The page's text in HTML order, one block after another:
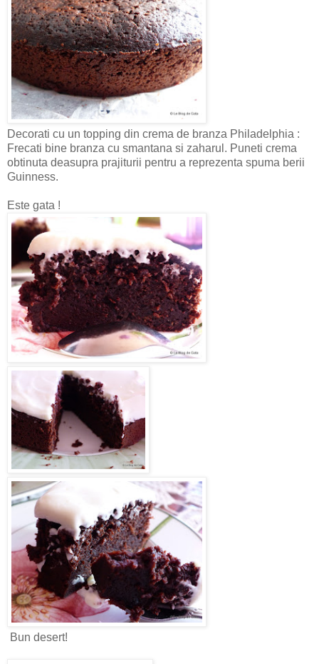
Decorati cu un topping din crema de branza Philadelphia :
Frecati bine branza cu smantana si zaharul. Puneti crema
obtinuta deasupra prajiturii pentru a reprezenta spuma berii
Guinness.
Este gata !
Bun desert!